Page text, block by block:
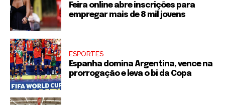
Feira online abre inscrições para
empregar mais de 8 mil jovens
ESPORTES
Espanha domina Argentina, vence na
prorrogação e leva o bi da Copa